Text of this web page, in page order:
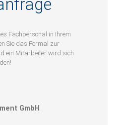
Fachpersonal in Ihrem
Sie das Formal zur
ein Mitarbeiter wird sich
GmbH